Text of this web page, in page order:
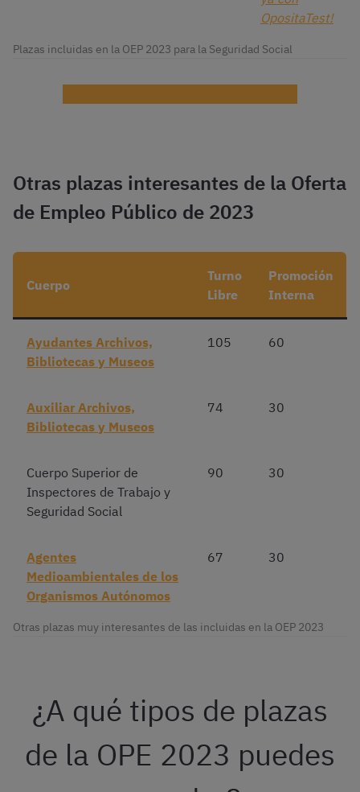
OpositaTest!
Plazas incluidas en la OEP 2023 para la Seguridad Social
Otras plazas interesantes de la Oferta
de Empleo Público de 2023
Cuerpo
Turno
Libre
Promoción
Interna
Ayudantes Archivos,
Bibliotecas y Museos
105 60
Auxiliar Archivos,
Bibliotecas y Museos
74 30
Cuerpo Superior de
Inspectores de Trabajo y
Seguridad Social
90 30
Agentes
Medioambientales de los
Organismos Autónomos
67 30
Otras plazas muy interesantes de las incluidas en la OEP 2023
¿A qué tipos de plazas
de la OPE 2023 puedes